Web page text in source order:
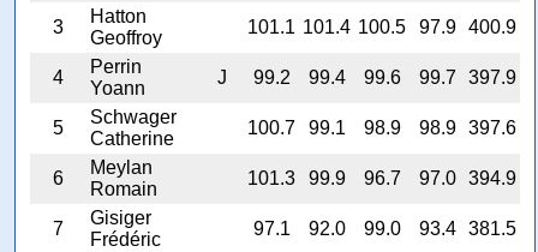
3
Hatton
Geoffroy
101.1 101.4 100.5 97.9 400.9
4
Perrin
Yoann
J 99.2 99.4 99.6 99.7 397.9
5
Schwager
Catherine
100.7 99.1 98.9 98.9 397.6
6
Meylan
Romain
101.3 99.9 96.7 97.0 394.9
7
Gisiger
Frédéric
97.1 92.0 99.0 93.4 381.5